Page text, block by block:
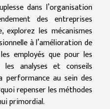
dans l’organisation
des entreprises
explorez les mécanismes
à l’amélioration de
employés que pour les
les analyses et conseils
au sein des
repenser les méthodes
primordial.